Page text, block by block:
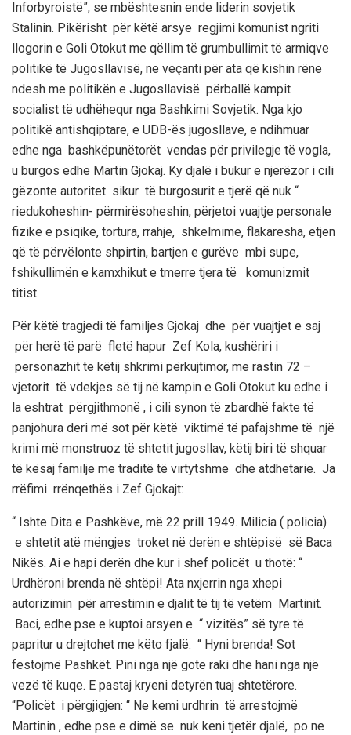
Inforbyroistë”, se mbështesnin ende liderin sovjetik
Stalinin. Pikërisht për këtë arsye regjimi komunist ngriti
llogorin e Goli Otokut me qëllim të grumbullimit të armiqve
politikë të Jugosllavisë, në veçanti për ata që kishin rënë
ndesh me politikën e Jugosllavisë përballë kampit
socialist të udhëhequr nga Bashkimi Sovjetik. Nga kjo
politikë antishqiptare, e UDB-ës jugosllave, e ndihmuar
edhe nga bashkëpunëtorët vendas për privilegje të vogl a,
u burgos edhe Martin Gjokaj. Ky djalë i bukur e njerëzor i cili
gëzonte autoritet sikur të burgosurit e tjerë që nuk “
riedukoheshin- përmirësoheshin, përjetoi vuajtje personale
fizike e psiqike, tortura, rrahje, shkelmime, flakaresha, etjen
që të përvëlonte shpirtin, bartjen e gurëve mbi supe,
fshikullimën e kamxhikut e tmerre tjera të komunizmit
titist.
Për këtë tragjedi të familjes Gjokaj dhe për vuajtjet e saj
për herë të parë fletë hapur Zef Kola, kushëriri i
personazhit të këtij shkrimi përkujtimor, me rastin 72 –
vjetorit të vdekjes së tij në kampin e Gol i Otokut ku edhe i
la eshtrat përgjithmonë , i cili synon të zbardhë fakte të
panjohura deri më sot për këtë viktimë të pafajshme të një
krimi më monstruoz të shtetit jugosllav, këtij biri të shquar
të kësaj familje me traditë të virtytshme dhe atdhetarie. Ja
rrëfimi rrënqethës i Zef Gjokajt:
“ Ishte Dita e Pashkëve, më 22 prill 1949. Milicia ( policia)
e shtetit atë mëngjes troket në derën e shtëpisë së Baca
Nikës. Ai e hapi derën dhe kur i shef policët u thotë: “
Urdhëroni brenda në shtëpi! Ata nxjerrin nga xhepi
autorizimin për arrestimin e djalit të tij të vetëm Martinit.
Baci, edhe pse e kuptoi arsyen e “ vizitës” së tyre të
papritur u drejtohet me këto fjalë: “ Hyni brenda! Sot
festojmë Pashkët. Pini nga një gotë raki dhe hani nga një
vezë të kuqe. E pastaj kryeni detyrën tuaj shtetërore.
“Policët i përgjigjen: “ Ne kemi urdhrin të arrestojmë
Martinin , edhe pse e dimë se nuk keni tjetër djalë, po ne